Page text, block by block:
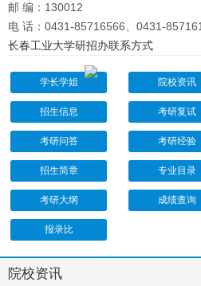
邮 编：130012
电 话：0431-85716566、0431-
长春工业大学研招办联系方式
学长学姐 院校资讯
招生信息 考研复试
考研问答 考研经验
招生简章 专业目录
考研大纲 成绩查询
报录比
院校资讯